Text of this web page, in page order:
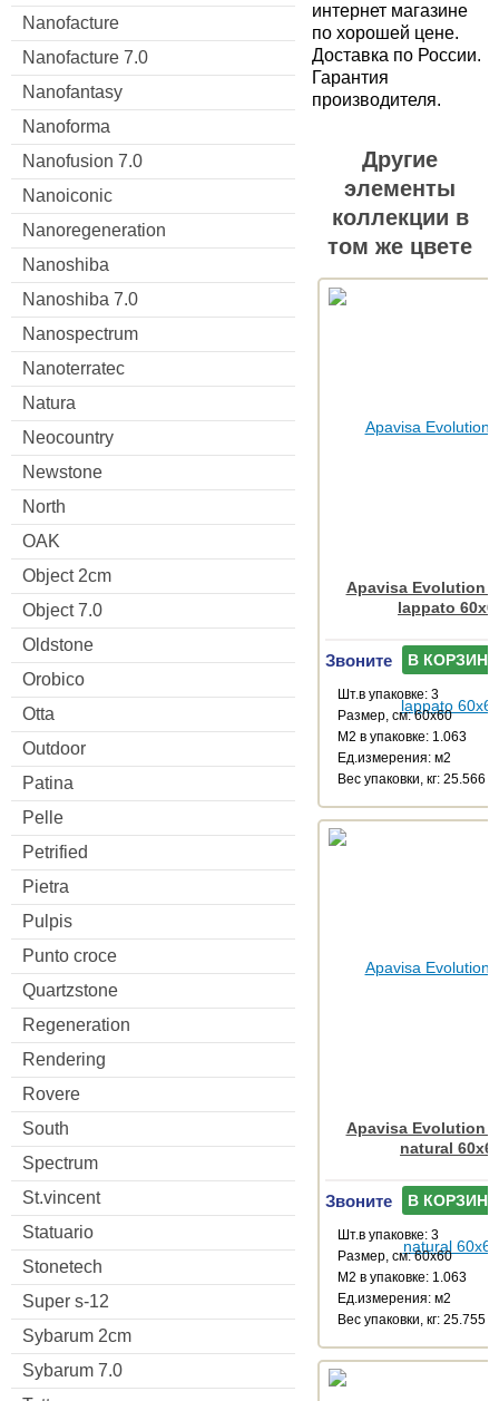
Nanofacture
Nanofacture 7.0
Nanofantasy
Nanoforma
Nanofusion 7.0
Nanoiconic
Nanoregeneration
Nanoshiba
Nanoshiba 7.0
Nanospectrum
Nanoterratec
Natura
Neocountry
Newstone
North
OAK
Object 2cm
Object 7.0
Oldstone
Orobico
Otta
Outdoor
Patina
Pelle
Petrified
Pietra
Pulpis
Punto croce
Quartzstone
Regeneration
Rendering
Rovere
South
Spectrum
St.vincent
Statuario
Stonetech
Super s-12
Sybarum 2cm
Sybarum 7.0
интернет магазине
по хорошей цене.
Доставка по России.
Гарантия
производителя.
Другие
элементы
коллекции в
том же цвете
Apavisa Evolution
lappato
Звоните В КОРЗИНУ
Шт.в упаковке: 3
Размер, см: 60x60
М2 в упаковке: 1.063
Ед.измерения: м2
Веc упаковки, кг: 25.566
Apavisa Evolution
natural
Звоните В КОРЗИНУ
Шт.в упаковке: 3
Размер, см: 60x60
М2 в упаковке: 1.063
Ед.измерения: м2
Веc упаковки, кг: 25.755